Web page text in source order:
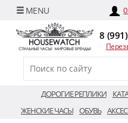
0
8
ДОРОГИЕ РЕПЛИКИ
ЖЕНСКИЕ ЧАСЫ ОБУВЬ